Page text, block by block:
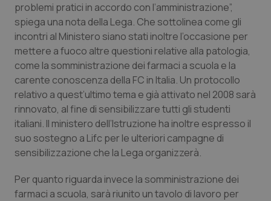
Lazio
Liguria
Lombardia
Marche
Molise
Piemonte
Diabete & glucometri
Disturbi dell’umore
Dolore
Donna & Salute
Epatiti
HIV
problemi pratici in accordo con l’amministrazione”,
spiega una nota della Lega. Che sottolinea come gli
incontri al Ministero siano stati inoltre l’occasione per
mettere a fuoco altre questioni relative alla patologia,
come la somministrazione dei farmaci a scuola e la
carente conoscenza della FC in Italia. Un protocollo
relativo a quest’ultimo tema e già attivato nel 2008 sarà
rinnovato, al fine di sensibilizzare tutti gli studenti
italiani. Il ministero dell’Istruzione ha inoltre espresso il
suo sostegno a Lifc per le ulteriori campagne di
sensibilizzazione che la Lega organizzerà.
Per quanto riguarda invece la somministrazione dei
farmaci a scuola, sarà riunito un tavolo di lavoro per